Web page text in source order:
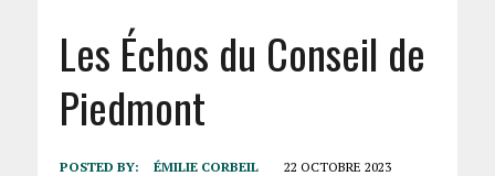
Les Échos du Conseil de
Piedmont
POSTED BY: ÉMILIE CORBEIL 22 OCTOBRE 2023